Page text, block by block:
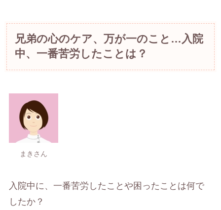
兄弟の心のケア、万が一のこと…入院
中、一番苦労したことは？
まきさん
入院中に、一番苦労したことや困ったことは何で
したか？